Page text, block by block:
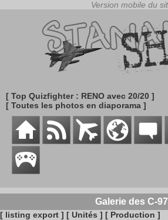
[ Top Quizfighter : RENO avec 20/20 ]
[ Toutes les photos en diaporama ]
Galerie des C-97
[ listing export ] [ Unités ] [ Production ]